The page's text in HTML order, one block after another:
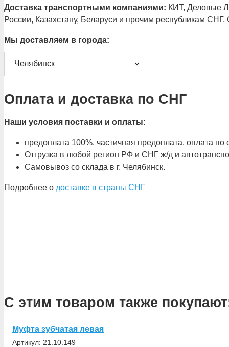
Доставка транспортными компаниями: КИТ, Деловые
России, Казахстану, Беларуси и прочим республикам
Мы доставляем в города:
Оплата и доставка по СНГ
Наши условия поставки и оплаты:
предоплата 100%, частичная предоплата, оплата
Отгрузка в любой регион РФ и СНГ ж/д и
Самовывоз со склада в г. Челябинск.
Подробнее о доставке в страны СНГ
С этим товаром также
Муфта зубчатая левая
Артикул: 21.10.149